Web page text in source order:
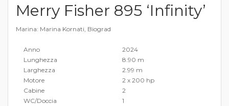
Merry Fisher 895 ‘Infinity’
Marina: Marina Kornati, Biograd
Anno
2024
Lunghezza
8.90 m
Larghezza
2.99 m
Motore
2 x 200 hp
Cabine
2
WC/Doccia
1